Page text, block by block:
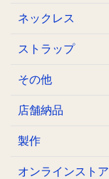
ネックレス
ストラップ
その他
店舗納品
製作
オンラインストア